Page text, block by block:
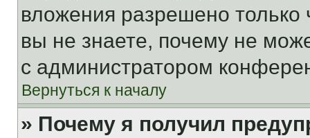
вложения разрешено
вы не знаете, почему не
с администратором
Вернуться к началу
» Почему я получил